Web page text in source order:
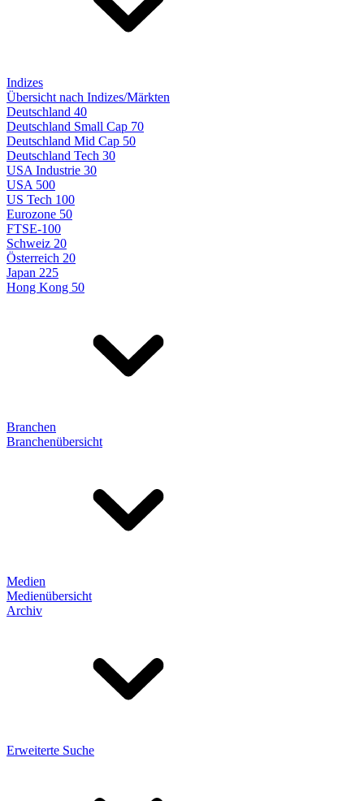
Indizes
Übersicht nach Indizes/Märkten
Deutschland 40
Deutschland Small Cap 70
Deutschland Mid Cap 50
Deutschland Tech 30
USA Industrie 30
USA 500
US Tech 100
Eurozone 50
FTSE-100
Schweiz 20
Österreich 20
Japan 225
Hong Kong 50
Branchen
Branchenübersicht
Medien
Medienübersicht
Archiv
Erweiterte Suche